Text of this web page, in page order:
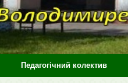
Педагогічний колектив